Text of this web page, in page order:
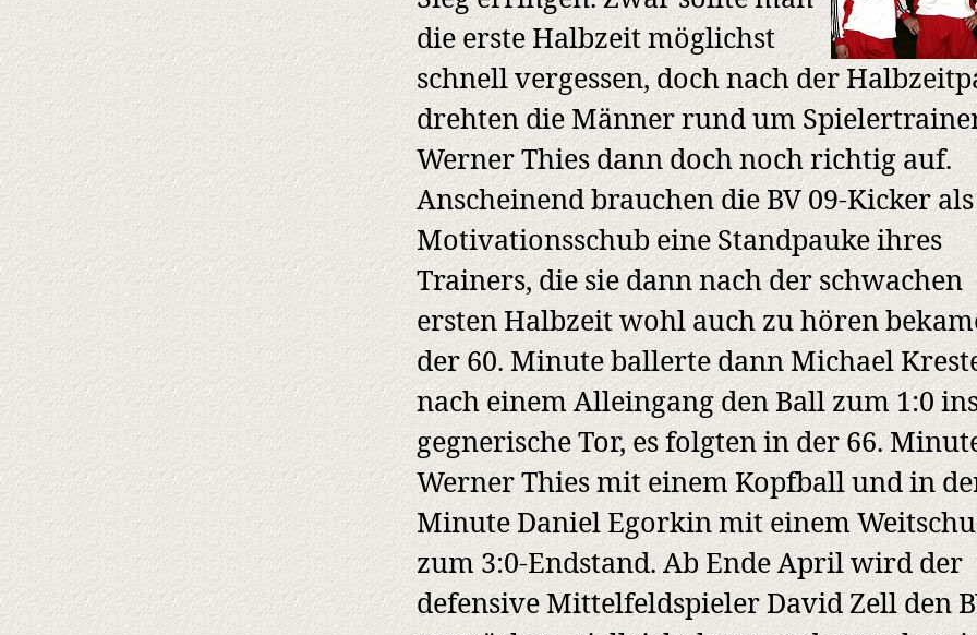
die erste Halbzeit möglichst
schnell vergessen, doch nach der
drehten die Männer rund um
Werner Thies dann doch noch richtig auf.
Anscheinend brauchen die BV 09-Kicker als
Motivationsschub eine Standpauke ihres
Trainers, die sie dann nach der schwachen
ersten Halbzeit wohl auch zu hören
der 60. Minute ballerte dann Michael
nach einem Alleingang den Ball zum 1:0
gegnerische Tor, es folgten in der 66.
Werner Thies mit einem Kopfball und in
Minute Daniel Egorkin mit einem
zum 3:0-Endstand. Ab Ende April wird der
defensive Mittelfeldspieler David Zell den